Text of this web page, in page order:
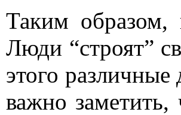
Таким образом,
Люди “строят”
этого
важно